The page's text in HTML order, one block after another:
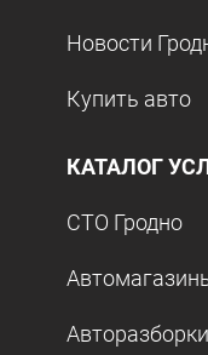
Новости
Купить авто
КАТАЛОГ
СТО Гродно
Авторазборки